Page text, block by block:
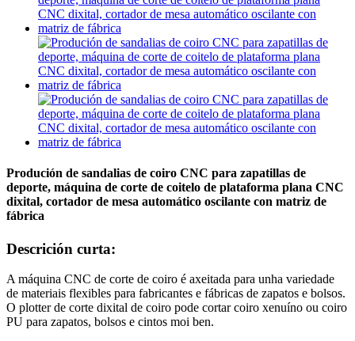
Produción de sandalias de coiro CNC para zapatillas de
deporte, máquina de corte de coitelo de plataforma plana CNC
dixital, cortador de mesa automático oscilante con matriz de
fábrica
Descrición curta:
A máquina CNC de corte de coiro é axeitada para unha variedade
de materiais flexibles para fabricantes e fábricas de zapatos e bolsos.
O plotter de corte dixital de coiro pode cortar coiro xenuíno ou coiro
PU para zapatos, bolsos e cintos moi ben.